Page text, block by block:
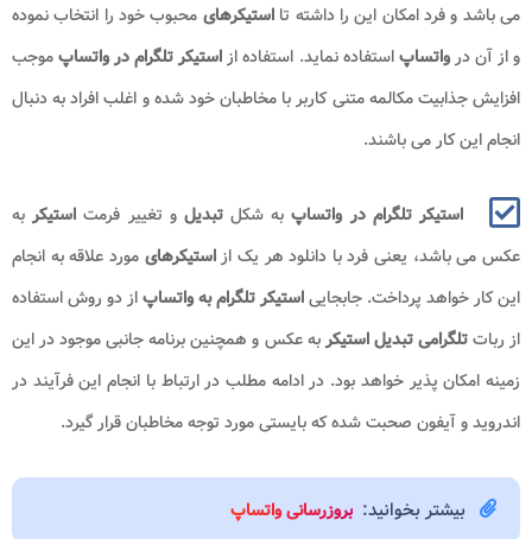
می باشد و فرد امکان این را داشته تااستیکرهای محبوب خود را انتخاب نموده
و از آن درواتساپاستفاده نماید. استفاده ازاستیکر تلگرام در واتساپموجب
افزایش جذابیت مکالمه متنی کاربر با مخاطبان خود شده و اغلب افراد به دنبال
انجام این کار می باشند.
استیکر تلگرام در واتساپبه شکلتبدیل و تغییر فرمت استیکر به
عکس می باشد، یعنی فرد با دانلود هر یک ازاستیکرهایمورد علاقه به انجام
این کار خواهد پرداخت. جابجاییاستیکر تلگرام به واتساپاز دو روش استفاده
از رباتتلگرامی تبدیل استیکربه عکس و همچنین برنامه جانبی موجود در این
زمینه امکان پذیر خواهد بود. در ادامه مطلب در ارتباط با انجام این فرآیند در
اندروید و آیفون صحبت شده که بایستی مورد توجه مخاطبان قرار گیرد.
بیشتر بخوانید: بروزرسانی واتساپ